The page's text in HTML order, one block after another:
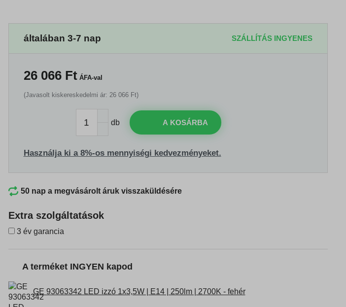
általában 3-7 nap SZÁLLÍTÁS INGYENES
26 066FtÁFA-val
(Javasolt kiskereskedelmi ár: 26 066 Ft)
db A KOSÁRBA
Használja ki a 8%-os mennyiségi kedvezményeket.
50 nap a megvásárolt áruk visszaküldésére
Extra szolgáltatások
3 év garancia
A terméket INGYEN kapod
GE 93063342 LED izzó 1x3,5W | E14 | 250lm | 2700K - fehér